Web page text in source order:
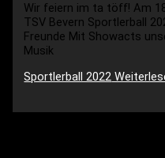
Wir feiern im ta töff! Am
TSV Bevern Sportlerball
Freunde Mit Showacts
Musik
Sportlerball 2022